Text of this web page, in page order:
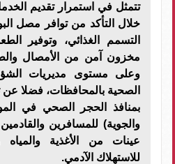
تتمثل في استمرار تقديم
خلال التأكد من توافر مصل
التسمم الغذائي، وتوفير
مخزون آمن من الأمصال
وعلى مستوى مديريات
الصحية بالمحافظات، فضلا عن
بمنافذ الحجر الصحي في
والجوية) للمسافرين
عينات من الأغذية والمياه
للاستهلاك الآدمي.